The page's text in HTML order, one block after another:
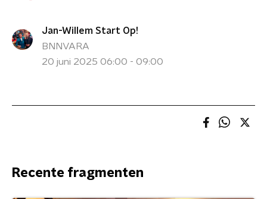
Jan-Willem Start Op!
BNNVARA
20 juni 2025 06:00 - 09:00
Recente fragmenten